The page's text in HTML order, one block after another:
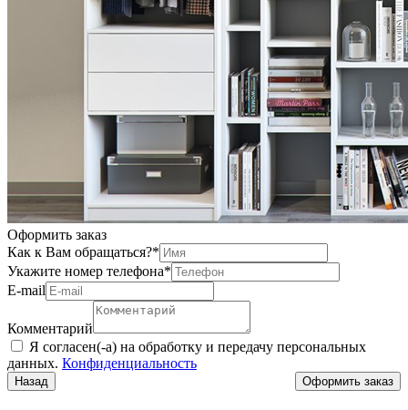
Оформить заказ
Как к Вам обращаться?*
Укажите номер телефона*
Е-mail
Комментарий
Я согласен(-а) на обработку и передачу персональных
данных. Конфиденциальность
Назад